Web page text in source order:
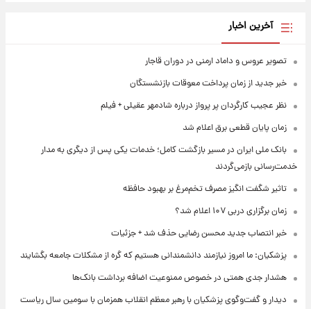
آخرین اخبار
تصویر عروس و داماد ارمنی در دوران قاجار
خبر جدید از زمان پرداخت معوقات بازنشستگان
نظر عجیب کارگردان پر پرواز درباره شادمهر عقیلی + فیلم
زمان پایان قطعی برق اعلام شد
بانک ملی ایران در مسیر بازگشت کامل؛ خدمات یکی پس از دیگری به مدار
خدمت‌رسانی بازمی‌گردند
تاثیر شگفت انگیز مصرف تخم‌مرغ بر بهبود حافظه
زمان برگزاری دربی ۱۰۷ اعلام شد؟
خبر انتصاب جدید محسن رضایی حذف شد + جزئیات
پزشکیان: ما امروز نیازمند دانشمندانی هستیم که گره از مشکلات جامعه بگشایند
هشدار جدی همتی در خصوص ممنوعیت اضافه ‌برداشت بانک‌ها
دیدار و گفت‌وگوی پزشکیان با رهبر معظم انقلاب همزمان با سومین سال ریاست